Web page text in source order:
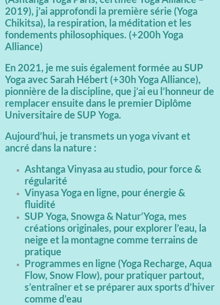
2019), j’ai approfondi la première série (Yoga
Chikitsa), la respiration, la méditation et les
fondements philosophiques. (+200h Yoga
Alliance)
En 2021, je me suis également formée au SUP
Yoga avec Sarah Hébert (+30h Yoga Alliance),
pionnière de la discipline, que j’ai eu l’honneur de
remplacer ensuite dans le premier Diplôme
Universitaire de SUP Yoga.
Aujourd’hui, je transmets un yoga vivant et
ancré dans la nature :
Ashtanga Vinyasa au studio, pour force &
régularité
Vinyasa Yoga en ligne, pour énergie &
fluidité
SUP Yoga, Snowga & Natur’Yoga, mes
créations originales, pour explorer l’eau, la
neige et la montagne comme terrains de
pratique
Programmes en ligne (Yoga Recharge, Aqua
Flow, Snow Flow), pour pratiquer partout,
s’entraîner et se préparer aux sports d’hiver
comme d’eau